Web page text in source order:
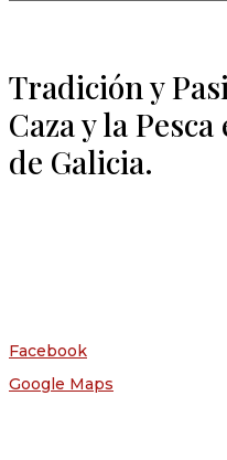
Tradición y
Caza y la
de Galicia.
Facebook
Google Maps